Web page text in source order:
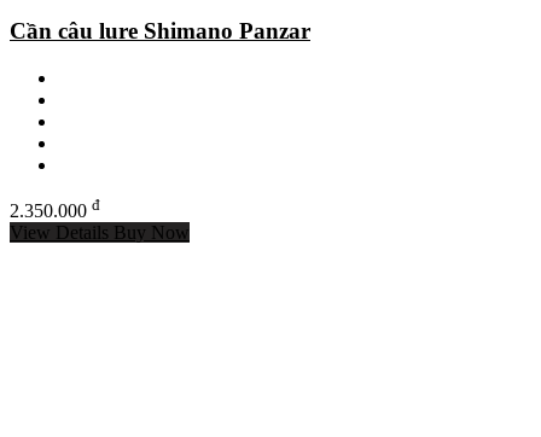
Cần câu lure Shimano Panzar
2.350.000 đ
View Details Buy Now